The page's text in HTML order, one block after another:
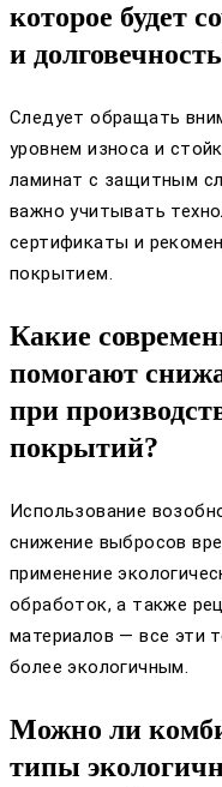
которое будет
и
Следует обращать
уровнем износа и
ламинат с защитным
важно учитывать
сертификаты и
покрытием.
Какие
помогают
при
покрытий?
Использование
снижение выбросов
применение
обработок, а также
материалов — все эти
более экологичным.
Можно ли
типы